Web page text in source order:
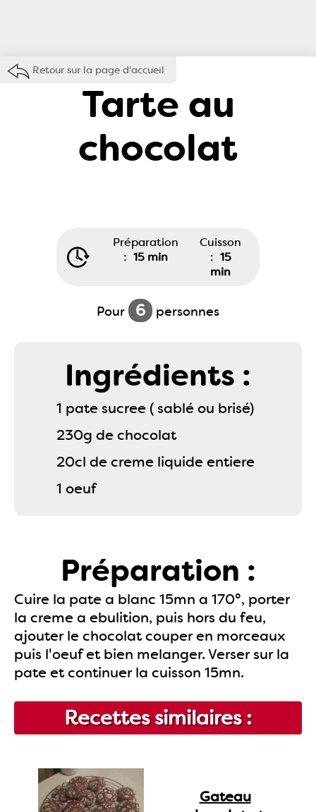
Retour sur la page d'accueil
Tarte au
chocolat
Préparation
: 15 min
Cuisson
: 15
min
Pour 6 personnes
Ingrédients :
1 pate sucree ( sablé ou brisé)
230g de chocolat
20cl de creme liquide entiere
1 oeuf
Préparation :
Cuire la pate a blanc 15mn a 170°, porter
la creme a ebulition, puis hors du feu,
ajouter le chocolat couper en morceaux
puis l'oeuf et bien melanger. Verser sur la
pate et continuer la cuisson 15mn.
Recettes similaires :
Gateau